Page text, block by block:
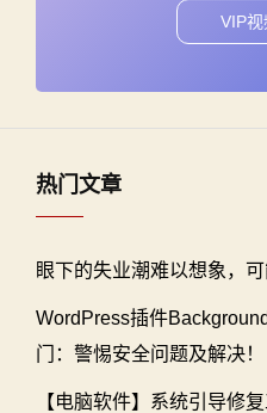
VIP
热门文章
眼下的失业潮难以想象，
WordPress插件
门：警惕安全问题及解决！
【电脑软件】系统引导修